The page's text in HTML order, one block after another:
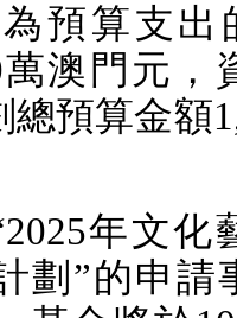
預算支出
萬澳門元，
總預算金額
2025年文化
劃”的申請